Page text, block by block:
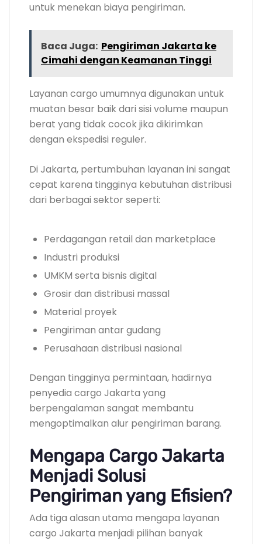
untuk menekan biaya pengiriman.
Baca Juga: Pengiriman Jakarta ke
Cimahi dengan Keamanan Tinggi
Layanan cargo umumnya digunakan untuk
muatan besar baik dari sisi volume maupun
berat yang tidak cocok jika dikirimkan
dengan ekspedisi reguler.
Di Jakarta, pertumbuhan layanan ini sangat
cepat karena tingginya kebutuhan distribusi
dari berbagai sektor seperti:
Perdagangan retail dan marketplace
Industri produksi
UMKM serta bisnis digital
Grosir dan distribusi massal
Material proyek
Pengiriman antar gudang
Perusahaan distribusi nasional
Dengan tingginya permintaan, hadirnya
penyedia cargo Jakarta yang
berpengalaman sangat membantu
mengoptimalkan alur pengiriman barang.
Mengapa Cargo Jakarta
Menjadi Solusi
Pengiriman yang Efisien?
Ada tiga alasan utama mengapa layanan
cargo Jakarta menjadi pilihan banyak